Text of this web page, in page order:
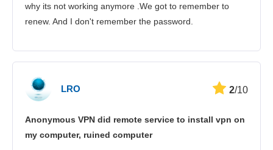
why its not working anymore .We got to remember to
renew. And I don't remember the password.
LRO 2/10
Anonymous VPN did remote service to install vpn on
my computer, ruined computer